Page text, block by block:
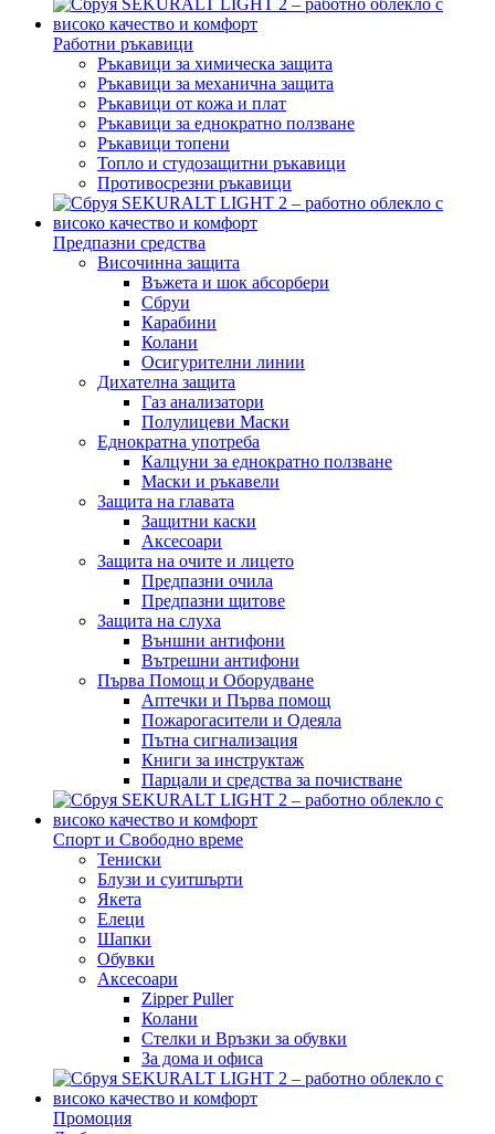
Работни ръкавици
Ръкавици за химическа защита
Ръкавици за механична защита
Ръкавици от кожа и плат
Ръкавици за еднократно ползване
Ръкавици топени
Топло и студозащитни ръкавици
Противосрезни ръкавици
Предпазни средства
Височинна защита
Въжета и шок абсорбери
Сбруи
Карабини
Колани
Осигурителни линии
Дихателна защита
Газ анализатори
Полулицеви Маски
Еднократна употреба
Калцуни за еднократно ползване
Маски и ръкавели
Защита на главата
Защитни каски
Аксесоари
Защита на очите и лицето
Предпазни очила
Предпазни щитове
Защита на слуха
Външни антифони
Вътрешни антифони
Първа Помощ и Оборудване
Аптечки и Първа помощ
Пожарогасители и Одеяла
Пътна сигнализация
Книги за инструктаж
Парцали и средства за почистване
Спорт и Свободно време
Тениски
Блузи и суитшърти
Якета
Елеци
Шапки
Обувки
Аксесоари
Zipper Puller
Колани
Стелки и Връзки за обувки
За дома и офиса
Промоция